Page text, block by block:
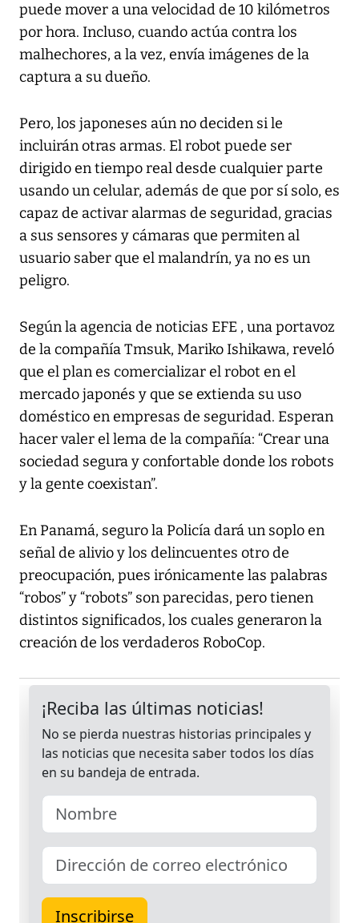
puede mover a una velocidad de 10 kilómetros
por hora. Incluso, cuando actúa contra los
malhechores, a la vez, envía imágenes de la
captura a su dueño.
Pero, los japoneses aún no deciden si le
incluirán otras armas. El robot puede ser
dirigido en tiempo real desde cualquier parte
usando un celular, además de que por sí solo, es
capaz de activar alarmas de seguridad, gracias
a sus sensores y cámaras que permiten al
usuario saber que el malandrín, ya no es un
peligro.
Según la agencia de noticias EFE , una portavoz
de la compañía Tmsuk, Mariko Ishikawa, reveló
que el plan es comercializar el robot en el
mercado japonés y que se extienda su uso
doméstico en empresas de seguridad. Esperan
hacer valer el lema de la compañía: “Crear una
sociedad segura y confortable donde los robots
y la gente coexistan”.
En Panamá, seguro la Policía dará un soplo en
señal de alivio y los delincuentes otro de
preocupación, pues irónicamente las palabras
“robos” y “robots” son parecidas, pero tienen
distintos significados, los cuales generaron la
creación de los verdaderos RoboCop.